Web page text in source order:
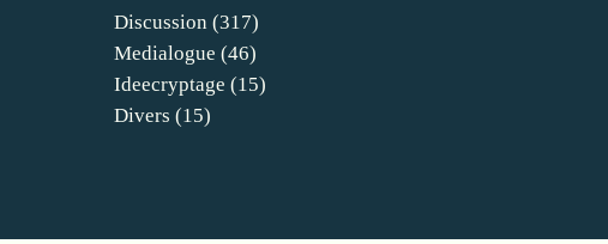
Discussion (317)
Medialogue (46)
Ideecryptage (15)
Divers (15)